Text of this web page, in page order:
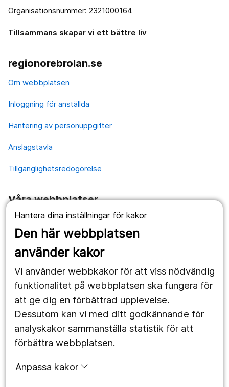
Hantera dina inställningar för kakor
Den här webbplatsen
använder kakor
Vi använder webbkakor för att viss nödvändig
funktionalitet på webbplatsen ska fungera för
att ge dig en förbättrad upplevelse.
Dessutom kan vi med ditt godkännande för
analyskakor sammanställa statistik för att
förbättra webbplatsen.
Anpassa kakor
Organisationsnummer: 2321000164
Tillsammans skapar vi ett bättre liv
regionorebrolan.se
Om webbplatsen
Inloggning för anställda
Hantering av personuppgifter
Anslagstavla
Tillgänglighetsredogörelse
Våra webbplatser
1177.se
Länstrafiken
Utveckling
Följ oss
Facebook